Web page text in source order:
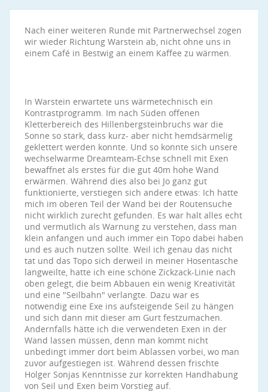
Nach einer weiteren Runde mit Partnerwechsel zogen
wir wieder Richtung Warstein ab, nicht ohne uns in
einem Café in Bestwig an einem Kaffee zu wärmen.
In Warstein erwartete uns wärmetechnisch ein
Kontrastprogramm. Im nach Süden offenen
Kletterbereich des Hillenbergsteinbruchs war die
Sonne so stark, dass kurz- aber nicht hemdsärmelig
geklettert werden konnte. Und so konnte sich unsere
wechselwarme Dreamteam-Echse schnell mit Exen
bewaffnet als erstes für die gut 40m hohe Wand
erwärmen. Während dies also bei Jo ganz gut
funktionierte, verstiegen sich andere etwas: Ich hatte
mich im oberen Teil der Wand bei der Routensuche
nicht wirklich zurecht gefunden. Es war halt alles echt
und vermutlich als Warnung zu verstehen, dass man
klein anfangen und auch immer ein Topo dabei haben
und es auch nutzen sollte. Weil ich genau das nicht
tat und das Topo sich derweil in meiner Hosentasche
langweilte, hatte ich eine schöne Zickzack-Linie nach
oben gelegt, die beim Abbauen ein wenig Kreativität
und eine "Seilbahn" verlangte. Dazu war es
notwendig eine Exe ins aufsteigende Seil zu hängen
und sich dann mit dieser am Gurt festzumachen.
Andernfalls hätte ich die verwendeten Exen in der
Wand lassen müssen, denn man kommt nicht
unbedingt immer dort beim Ablassen vorbei, wo man
zuvor aufgestiegen ist. Während dessen frischte
Holger Sonjas Kenntnisse zur korrekten Handhabung
von Seil und Exen beim Vorstieg auf.